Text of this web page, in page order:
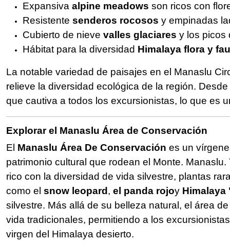
Expansiva alpine meadows son ricos con
Resistente senderos rocosos y empinadas
Cubierto de nieve valles glaciares y los picos
Hábitat para la diversidad Himalaya flora y
La notable variedad de paisajes en el Manaslu
relieve la diversidad ecológica de la región.
que cautiva a todos los excursionistas, lo que es
Explorar el Manaslu Área de Conservación
El Manaslu Área De Conservación es un
patrimonio cultural que rodean el Monte.
rico con la diversidad de vida silvestre, plantas
como el snow leopard , el panda rojoy Himalaya
silvestre. Más allá de su belleza natural, el área
vida tradicionales, permitiendo a los
virgen del Himalaya desierto.